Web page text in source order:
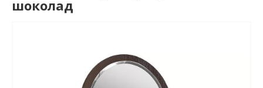
шоколад